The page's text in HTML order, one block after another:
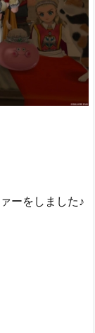
ーをしました♪